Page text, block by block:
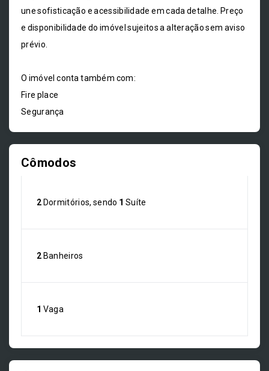
une sofisticação e acessibilidade em cada detalhe. Preço
e disponibilidade do imóvel sujeitos a alteração sem aviso
prévio.
O imóvel conta também com:
Fire place
Segurança
Cômodos
2 Dormitórios, sendo 1 Suíte
2 Banheiros
1 Vaga